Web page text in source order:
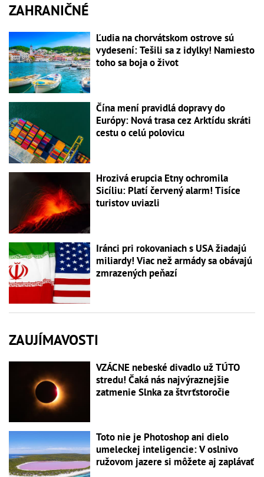
ZAHRANIČNÉ
Ľudia na chorvátskom ostrove sú
vydesení: Tešili sa z idylky! Namiesto
toho sa boja o život
Čína mení pravidlá dopravy do
Európy: Nová trasa cez Arktídu skráti
cestu o celú polovicu
Hrozivá erupcia Etny ochromila
Sicíliu: Platí červený alarm! Tisíce
turistov uviazli
Iránci pri rokovaniach s USA žiadajú
miliardy! Viac než armády sa obávajú
zmrazených peňazí
ZAUJÍMAVOSTI
VZÁCNE nebeské divadlo už TÚTO
stredu! Čaká nás najvýraznejšie
zatmenie Slnka za štvrťstoročie
Toto nie je Photoshop ani dielo
umeleckej inteligencie: V oslnivo
ružovom jazere si môžete aj zaplávať